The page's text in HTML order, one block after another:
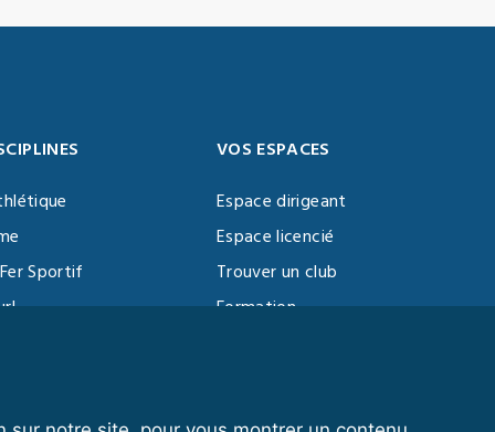
Sportif
VOS ESPACES
Espace dirigeant
Espace licencié
Trouver un club
Formation